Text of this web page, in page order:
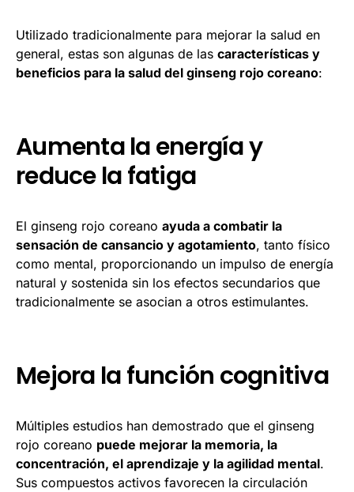
Utilizado tradicionalmente para mejorar la salud en
general, estas son algunas de las características y
beneficios para la salud del ginseng rojo coreano:
Aumenta la energía y
reduce la fatiga
El ginseng rojo coreano ayuda a combatir la
sensación de cansancio y agotamiento, tanto físico
como mental, proporcionando un impulso de energía
natural y sostenida sin los efectos secundarios que
tradicionalmente se asocian a otros estimulantes.
Mejora la función cognitiva
Múltiples estudios han demostrado que el ginseng
rojo coreano puede mejorar la memoria, la
concentración, el aprendizaje y la agilidad mental.
Sus compuestos activos favorecen la circulación